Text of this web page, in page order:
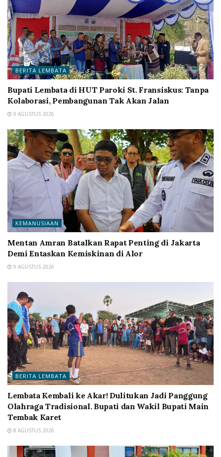
BERITA LEMBATA
Bupati Lembata di HUT Paroki St. Fransiskus: Tanpa
Kolaborasi, Pembangunan Tak Akan Jalan
9 AGUSTUS 2026
KEMANUSIAAN
Mentan Amran Batalkan Rapat Penting di Jakarta
Demi Entaskan Kemiskinan di Alor
9 AGUSTUS 2026
BERITA LEMBATA
Lembata Kembali ke Akar! Dulitukan Jadi Panggung
Olahraga Tradisional. Bupati dan Wakil Bupati Main
Tembak Karet
8 AGUSTUS 2026